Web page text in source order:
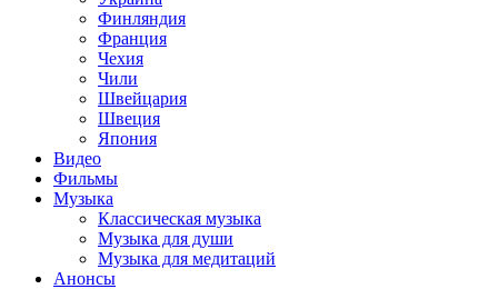
Финляндия
Франция
Чехия
Чили
Швейцария
Швеция
Япония
Видео
Фильмы
Музыка
Классическая музыка
Музыка для души
Музыка для медитаций
Анонсы